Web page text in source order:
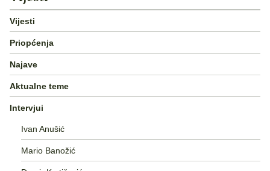
Vijesti
Priopćenja
Najave
Aktualne teme
Intervjui
Ivan Anušić
Mario Banožić